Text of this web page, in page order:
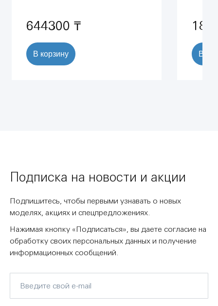
644300 ₸
В корзину В
Подписка на новости и акции
Подпишитесь, чтобы первыми узнавать о новых
моделях, акциях и спецпредложениях.
Нажимая кнопку «Подписаться», вы даете согласие на
обработку своих персональных данных и получение
информационных сообщений.